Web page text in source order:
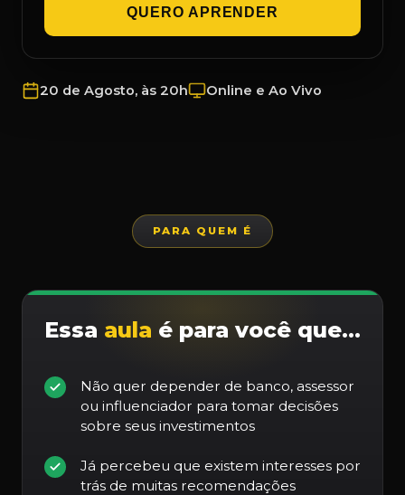
QUERO APRENDER
20 de Agosto, às 20h Online e Ao Vivo
PARA QUEM É
Essa aula é para você que…
Não quer depender de banco, assessor
ou influenciador para tomar decisões
sobre seus investimentos
Já percebeu que existem interesses por
trás de muitas recomendações